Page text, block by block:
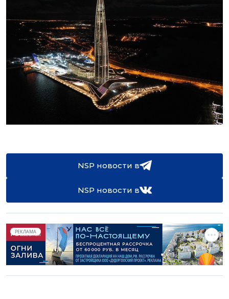
NSP новости в
NSP новости в
РЕКЛАМА